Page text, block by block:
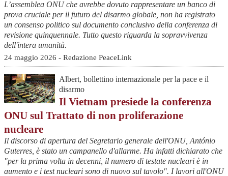
L’assemblea ONU che avrebbe dovuto rappresentare un banco di
prova cruciale per il futuro del disarmo globale, non ha registrato
un consenso politico sul documento conclusivo della conferenza di
revisione quinquennale. Tutto questo riguarda la sopravvivenza
dell'intera umanità.
24 maggio 2026 - Redazione PeaceLink
Albert, bollettino internazionale per la pace e il
disarmo
Il Vietnam presiede la conferenza
ONU sul Trattato di non proliferazione
nucleare
Il discorso di apertura del Segretario generale dell'ONU, António
Guterres, è stato un campanello d'allarme. Ha infatti dichiarato che
"per la prima volta in decenni, il numero di testate nucleari è in
aumento e i test nucleari sono di nuovo sul tavolo". I lavori all'ONU